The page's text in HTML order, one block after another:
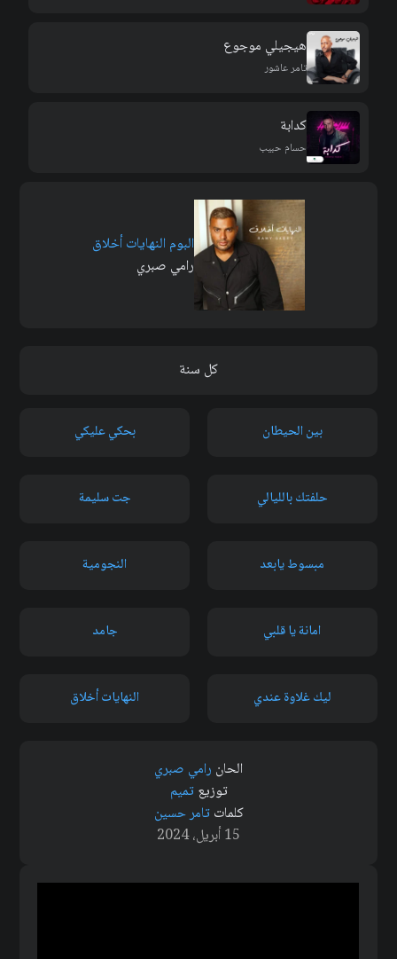
هيجيلي موجوع
تامر عاشور
كدابة
حسام حبيب
البوم النهايات أخلاق
رامي صبري
كل سنة
بين الحيطان بحكي عليكي
حلفتك بالليالي جت سليمة
مبسوط يابعد النجومية
امانة يا قلبي جامد
ليك غلاوة عندي النهايات أخلاق
الحان رامي صبري
توزيعتميم
كلماتتامر حسين
15 أبريل، 2024